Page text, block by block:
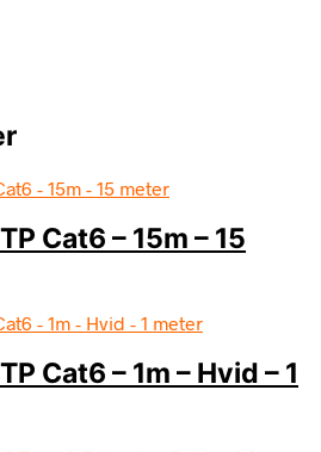
Cat6 – 15m – 15
Cat6 – 1m – Hvid – 1